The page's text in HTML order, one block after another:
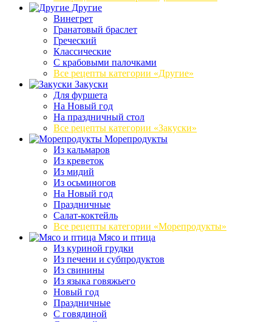
Другие
Винегрет
Гранатовый браслет
Греческий
Классические
С крабовыми палочками
Все рецепты категории «Другие»
Закуски
Для фуршета
На Новый год
На праздничный стол
Все рецепты категории «Закуски»
Морепродукты
Из кальмаров
Из креветок
Из мидий
Из осьминогов
На Новый год
Праздничные
Салат-коктейль
Все рецепты категории «Морепродукты»
Мясо и птица
Из куриной грудки
Из печени и субпродуктов
Из свинины
Из языка говяжьего
Новый год
Праздничные
С говядиной